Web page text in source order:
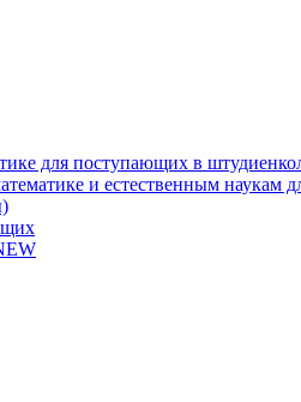
для поступающих в
и естественным наукам